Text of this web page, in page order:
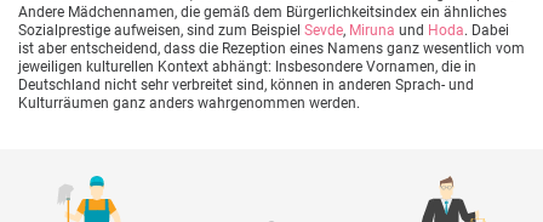
Andere Mädchennamen, die gemäß dem Bürgerlichkeitsindex ein ähnliches
Sozialprestige aufweisen, sind zum Beispiel Sevde, Miruna und Hoda. Dabei
ist aber entscheidend, dass die Rezeption eines Namens ganz wesentlich vom
jeweiligen kulturellen Kontext abhängt: Insbesondere Vornamen, die in
Deutschland nicht sehr verbreitet sind, können in anderen Sprach- und
Kulturräumen ganz anders wahrgenommen werden.